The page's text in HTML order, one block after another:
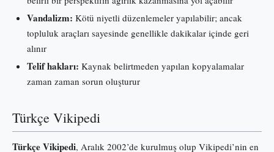
Vandalizm: Kötü niyetli düzenlemeler yapılabilir; ancak
topluluk araçları sayesinde genellikle dakikalar içinde geri
alınır
Telif hakları: Kaynak belirtmeden yapılan kopyalamalar
zaman zaman sorun oluşturur
Türkçe Vikipedi
Türkçe Vikipedi, Aralık 2002’de kurulmuş olup Vikipedi’nin en